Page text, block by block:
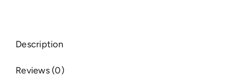
Description
Reviews (0)